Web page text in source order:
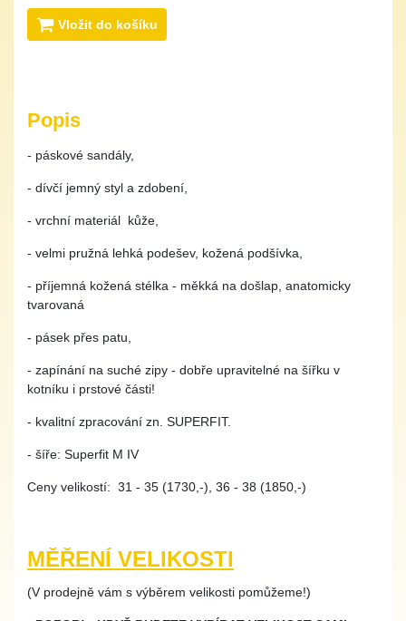
Vložit do košíku
Popis
- páskové sandály,
- dívčí jemný styl a zdobení,
- vrchní materiál kůže,
- velmi pružná lehká podešev, kožená podšívka,
- příjemná kožená stélka - měkká na došlap, anatomicky
tvarovaná
- pásek přes patu,
- zapínání na suché zipy - dobře upravitelné na šířku v
kotníku i prstové části!
- kvalitní zpracování zn. SUPERFIT.
- šíře: Superfit M IV
Ceny velikostí: 31 - 35 (1730,-), 36 - 38 (1850,-)
MĚŘENÍ VELIKOSTI
(V prodejně vám s výběrem velikosti pomůžeme!)